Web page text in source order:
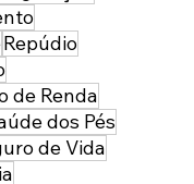
Repúdio
de Renda
dos Pés
de Vida